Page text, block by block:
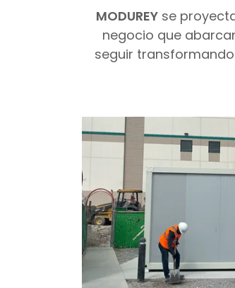
MODUREY se
negocio que
seguir